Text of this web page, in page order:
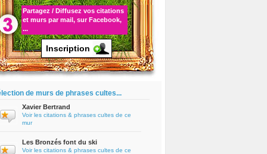
Partagez / Diffusez vos citations
et murs par mail, sur Facebook,
...
Inscription
de murs de phrases cultes...
Xavier Bertrand
Voir les citations & phrases cultes de ce
mur
Les Bronzés font du ski
Voir les citations & phrases cultes de ce